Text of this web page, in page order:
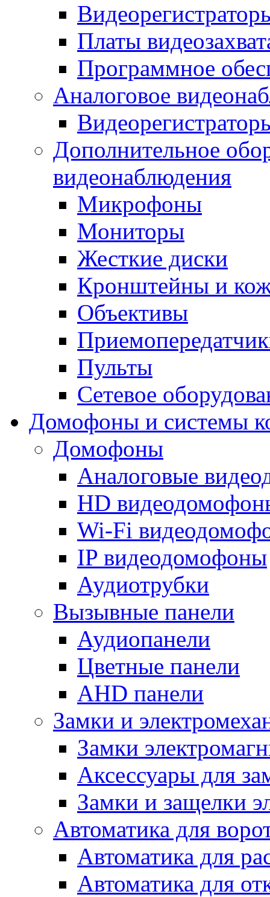
Платы
Программное
Аналоговое
Дополнительное
видеонаблюдения
Микрофоны
Мониторы
Жесткие диски
Кронштейны и
Объективы
Пульты
Сетевое
Домофоны и системы
Домофоны
Аналоговые
HD
Wi-Fi
IP видеодомофоны
Аудиотрубки
Вызывные панели
Аудиопанели
Цветные панели
AHD панели
Замки и
Замки
Аксессуары для
Замки и защелки
Автоматика для
Автоматика для
Автоматика для